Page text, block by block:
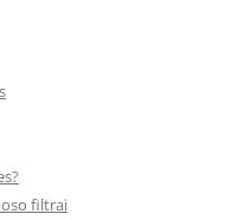
filtrai